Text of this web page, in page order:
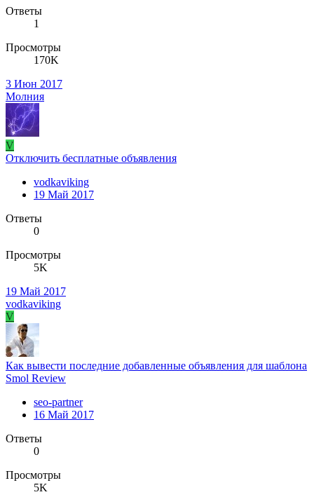
Ответы
1
Просмотры
170K
3 Июн 2017
Молния
V
Отключить бесплатные объявления
vodkaviking
19 Май 2017
Ответы
0
Просмотры
5K
19 Май 2017
vodkaviking
V
Как вывести последние добавленные объявления для шаблона
Smol Review
seo-partner
16 Май 2017
Ответы
0
Просмотры
5K